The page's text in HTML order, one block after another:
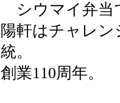
シウマイ弁当
陽軒はチャレ
統。
創業110周年。